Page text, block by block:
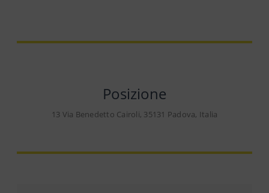
Posizione
13 Via Benedetto Cairoli, 35131 Padova, Italia